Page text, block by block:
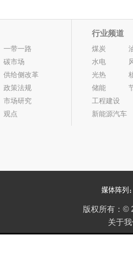
一带一路
碳市场
供给侧改革
政策法规
市场研究
观点
行业频道
煤炭
水电
光热
储能
工程建设
新能源汽车
版权所有： ©
关于